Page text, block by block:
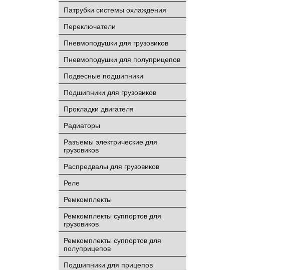
Патрубки системы охлаждения
Переключатели
Пневмоподушки для грузовиков
Пневмоподушки для полуприцепов
Подвесные подшипники
Подшипники для грузовиков
Прокладки двигателя
Радиаторы
Разъемы электрические для
грузовиков
Распредвалы для грузовиков
Реле
Ремкомплекты
Ремкомплекты суппортов для
грузовиков
Ремкомплекты суппортов для
полуприцепов
Подшипники для прицепов